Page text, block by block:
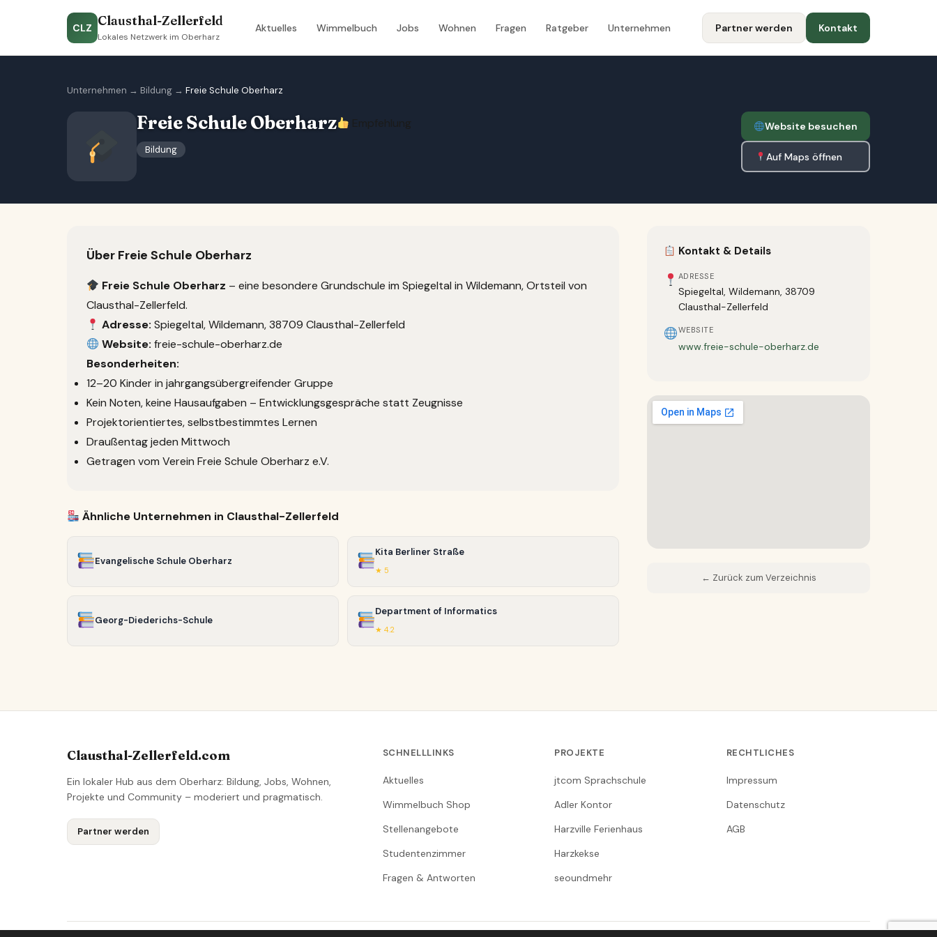
CLZ Clausthal-Zellerfeld
Lokales Netzwerk im Oberharz
Aktuelles Wimmelbuch Jobs Wohnen Fragen Ratgeber Unternehmen Partner werden Kontakt
Unternehmen → Bildung → Freie Schule Oberharz
Freie Schule Oberharz Empfehlung
Bildung
Website besuchen
Auf Maps öffnen
Über Freie Schule Oberharz
Freie Schule Oberharz – eine besondere Grundschule im Spiegeltal in Wildemann, Ortsteil von
Clausthal-Zellerfeld.
Adresse: Spiegeltal, Wildemann, 38709 Clausthal-Zellerfeld
Website: freie-schule-oberharz.de
Besonderheiten:
12–20 Kinder in jahrgangsübergreifender Gruppe
Kein Noten, keine Hausaufgaben – Entwicklungsgespräche statt Zeugnisse
Projektorientiertes, selbstbestimmtes Lernen
Draußentag jeden Mittwoch
Getragen vom Verein Freie Schule Oberharz e.V.
Ähnliche Unternehmen in Clausthal-Zellerfeld
Evangelische Schule Oberharz
Kita Berliner Straße
★ 5
Georg-Diederichs-Schule
Department of Informatics
★ 4.2
Kontakt & Details
ADRESSE
Spiegeltal, Wildemann, 38709
Clausthal-Zellerfeld
WEBSITE
www.freie-schule-oberharz.de
← Zurück zum Verzeichnis
Clausthal-Zellerfeld.com
Ein lokaler Hub aus dem Oberharz: Bildung, Jobs, Wohnen,
Projekte und Community – moderiert und pragmatisch.
Partner werden
SCHNELLLINKS
Aktuelles
Wimmelbuch Shop
Stellenangebote
Studentenzimmer
Fragen & Antworten
PROJEKTE
jtcom Sprachschule
Adler Kontor
Harzville Ferienhaus
Harzkekse
seoundmehr
RECHTLICHES
Impressum
Datenschutz
AGB